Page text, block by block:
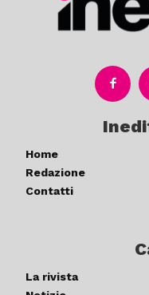
Home
Redazione
Contatti
La rivista